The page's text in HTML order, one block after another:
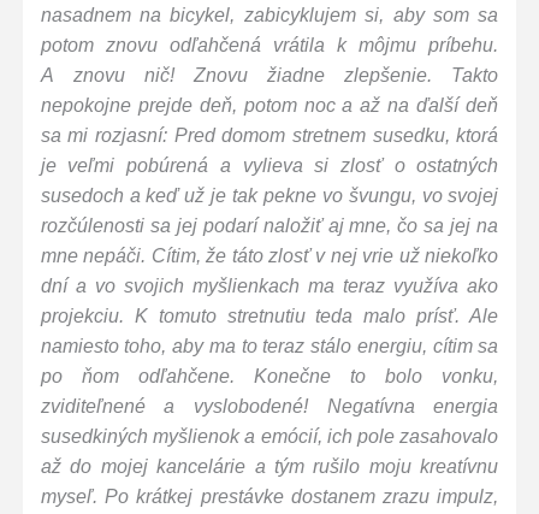
nasadnem na bicykel, zabicyklujem si, aby som sa
potom znovu odľahčená vrátila k môjmu príbehu.
A znovu nič! Znovu žiadne zlepšenie. Takto
nepokojne prejde deň, potom noc a až na ďalší deň
sa mi rozjasní: Pred domom stretnem susedku, ktorá
je veľmi pobúrená a vylieva si zlosť o ostatných
susedoch a keď už je tak pekne vo švungu, vo svojej
rozčúlenosti sa jej podarí naložiť aj mne, čo sa jej na
mne nepáči. Cítim, že táto zlosť v nej vrie už niekoľko
dní a vo svojich myšlienkach ma teraz využíva ako
projekciu. K tomuto stretnutiu teda malo prísť. Ale
namiesto toho, aby ma to teraz stálo energiu, cítim sa
po ňom odľahčene. Konečne to bolo vonku,
zviditeľnené a vyslobodené! Negatívna energia
susedkiných myšlienok a emócií, ich pole zasahovalo
až do mojej kancelárie a tým rušilo moju kreatívnu
myseľ. Po krátkej prestávke dostanem zrazu impulz,